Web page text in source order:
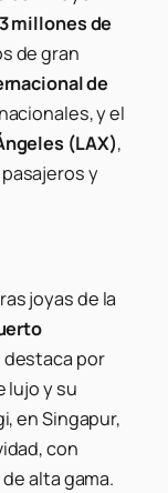
millones de
de gran
de
y el
(LAX),
y
joyas de la
destaca por
lujo y su
en Singapur,
con
alta gama.